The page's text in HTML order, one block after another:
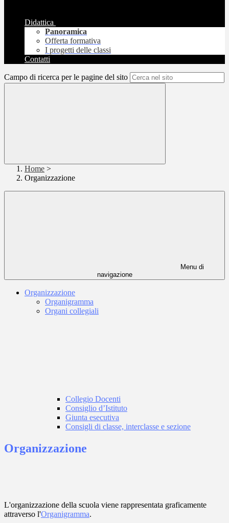
Didattica
Panoramica
Offerta formativa
I progetti delle classi
Contatti
Campo di ricerca per le pagine del sito
Home >
Organizzazione
Menu di
navigazione
Organizzazione
Organigramma
Organi collegiali
Collegio Docenti
Consiglio d’Istituto
Giunta esecutiva
Consigli di classe, interclasse e sezione
Organizzazione
L'organizzazione della scuola viene rappresentata graficamente
attraverso l'Organigramma.